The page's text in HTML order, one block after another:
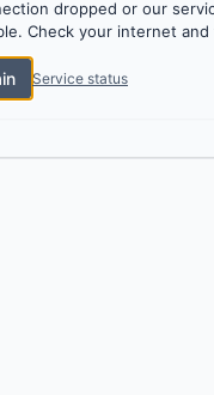
dropped or our
Check your internet and
Service status